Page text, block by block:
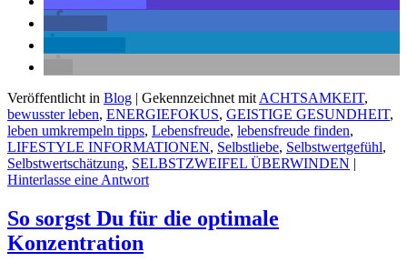
Veröffentlicht in Blog | Gekennzeichnet mit ACHTSAMKEIT,
bewusster leben, ENERGIEFOKUS, GEISTIGE GESUNDHEIT,
leben umkrempeln tipps, Lebensfreude, lebensfreude finden,
LIFESTYLE INFORMATIONEN, Selbstliebe, Selbstwertgefühl,
Selbstwertschätzung, SELBSTZWEIFEL ÜBERWINDEN |
Hinterlasse eine Antwort
So sorgst Du für die optimale
Konzentration